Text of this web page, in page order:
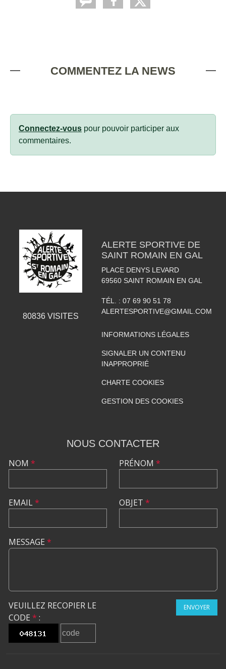
COMMENTEZ LA NEWS
Connectez-vous pour pouvoir participer aux
commentaires.
80836VISITES
ALERTE SPORTIVE DE
SAINT ROMAIN EN GAL
PLACE DENYS LEVARD
69560 SAINT ROMAIN EN GAL
TÉL. : 07 69 90 51 78
ALERTESPORTIVE@GMAIL.COM
INFORMATIONS LÉGALES
SIGNALER UN CONTENU
INAPPROPRIÉ
CHARTE COOKIES
GESTION DES COOKIES
NOUS CONTACTER
NOM *
EMAIL*
PRÉNOM *
OBJET *
MESSAGE *
VEUILLEZ RECOPIER LE
CODE * :
ENVOYER